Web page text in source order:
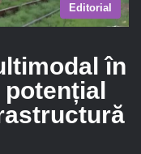
Editorial
în
potențial